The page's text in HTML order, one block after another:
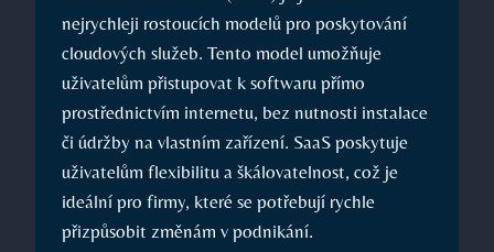
nejrychleji rostoucích modelů pro poskytování
cloudových služeb. Tento model umožňuje
uživatelům přistupovat k softwaru přímo
prostřednictvím internetu, bez nutnosti instalace
či údržby na vlastním zařízení. SaaS poskytuje
uživatelům flexibilitu a škálovatelnost, což je
ideální pro firmy, které se potřebují rychle
přizpůsobit změnám v podnikání.